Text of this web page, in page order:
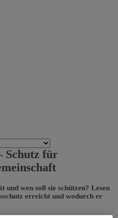
Schutz für
und wen soll sie schützen? Lesen
erreicht und wodurch er